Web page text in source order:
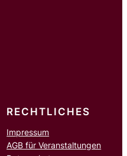
RECHTLICHES
Impressum
AGB für Veranstaltungen